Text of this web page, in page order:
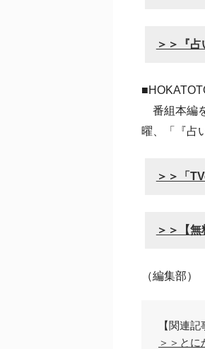
＞＞『
番組本編
曜、「『占
＞＞「
＞＞【
（編集部）
【関連記
＞＞と